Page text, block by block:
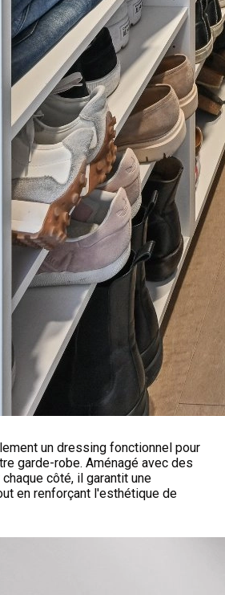
un dressing fonctionnel pour
garde-robe. Aménagé avec des
côté, il garantit une
en renforçant l'esthétique de